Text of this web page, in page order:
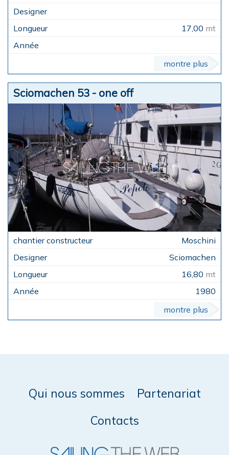
17,00 mt
montre plus
Sciomachen 53 - one off
Moschini
Sciomachen
16,80 mt
1980
montre plus
Qui nous sommes
Partenariat
Contacts